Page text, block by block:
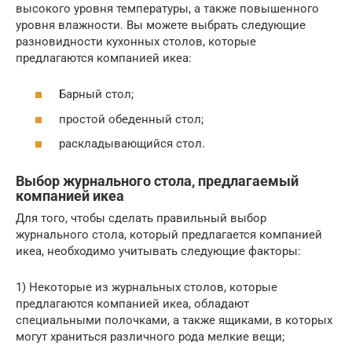
высокого уровня температуры, а также повышенного
уровня влажности. Вы можете выбрать следующие
разновидности кухонных столов, которые
предлагаются компанией икеа:
Барный стол;
простой обеденный стол;
раскладывающийся стол.
Выбор журнального стола, предлагаемый
компанией икеа
Для того, чтобы сделать правильный выбор
журнального стола, который предлагается компанией
икеа, необходимо учитывать следующие факторы:
1) Некоторые из журнальных столов, которые
предлагаются компанией икеа, обладают
специальными полочками, а также ящиками, в которых
могут храниться различного рода мелкие вещи;